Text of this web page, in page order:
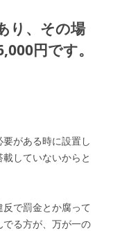
り、その場
円です。
がある時に設置し
していないからと
で罰金とか腐って
る方が、万が一の